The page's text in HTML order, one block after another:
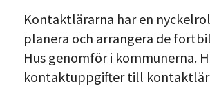
Kontaktlärarna har en
planera och arrangera de
Hus genomför i kommunerna.
kontaktuppgifter till